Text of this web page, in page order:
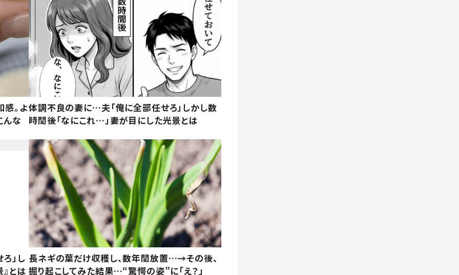
。よ
んな
体調不良の妻に…夫「俺に全部任せろ」しかし数
時間後「なにこれ…」妻が目にした光景とは
」し
とは
長ネギの葉だけ収穫し、数年間放置…→その後、
掘り起こしてみた結果…“驚愕の姿”に「え？」